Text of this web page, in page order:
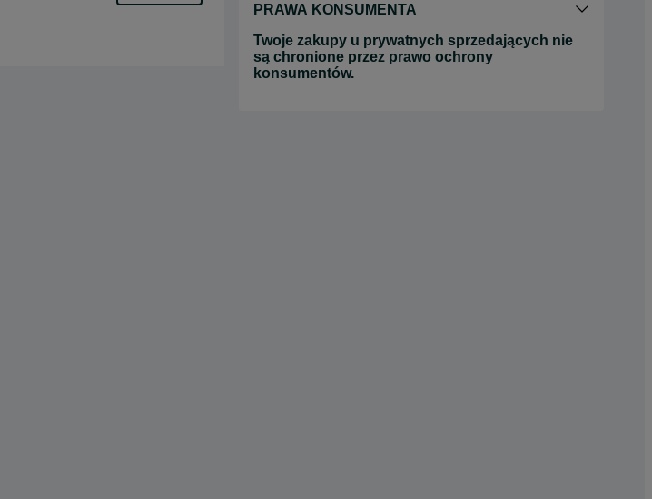
PRAWA KONSUMENTA
Twoje zakupy u prywatnych sprzedających nie
są chronione przez prawo ochrony
konsumentów.